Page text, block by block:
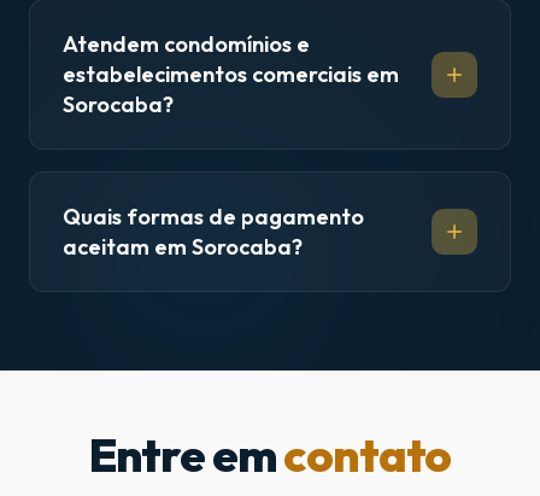
Atendem condomínios e
estabelecimentos comerciais em
Sorocaba?
Quais formas de pagamento
aceitam em Sorocaba?
Entre emcontato